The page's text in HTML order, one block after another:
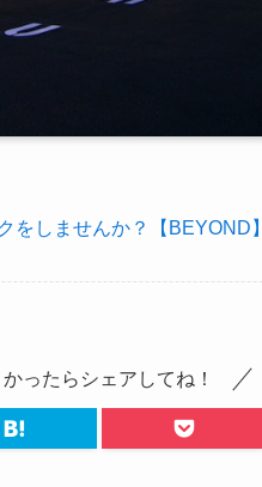
をしませんか？【BEYOND】
かったらシェアしてね！